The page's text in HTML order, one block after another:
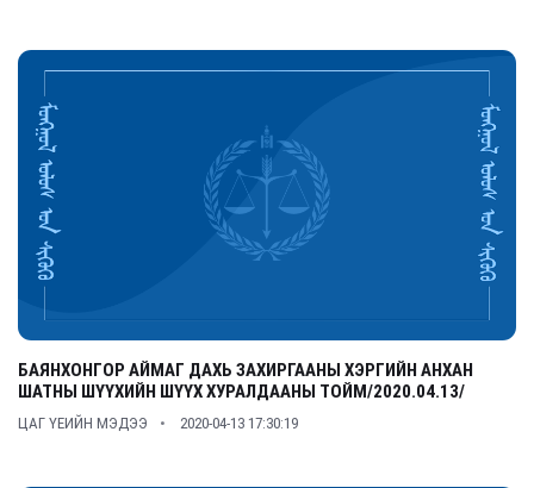
БАЯНХОНГОР АЙМАГ ДАХЬ ЗАХИРГААНЫ ХЭРГИЙН АНХАН
ШАТНЫ ШҮҮХИЙН ШҮҮХ ХУРАЛДААНЫ ТОЙМ/2020.04.13/
ЦАГ ҮЕИЙН МЭДЭЭ 2020-04-13 17:30:19